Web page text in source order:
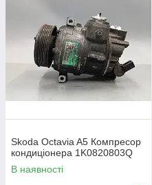
Skoda Octavia A5 Компресор
кондиціонера 1K0820803Q
В наявності